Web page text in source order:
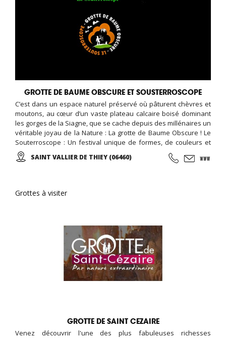
GROTTE DE BAUME OBSCURE ET SOUSTERROSCOPE
C’est dans un espace naturel préservé où pâturent chèvres et
moutons, au cœur d’un vaste plateau calcaire boisé dominant
les gorges de la Siagne, que se cache depuis des millénaires un
véritable joyau de la Nature : La grotte de Baume Obscure ! Le
Souterroscope : Un festival unique de formes, de couleurs et
de musique pour magnifier l’œuvre créatrice de la Nature ...
SAINT VALLIER DE THIEY (06460)
Grottes à visiter
GROTTE DE SAINT CEZAIRE
Venez découvrir l'une des plus fabuleuses richesses